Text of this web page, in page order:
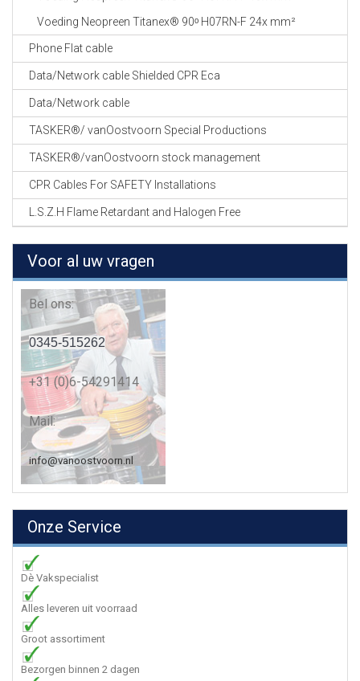
Voeding Neopreen Titanex® 90ᵒ H07RN-F 24x mm²
Phone Flat cable
Data/Network cable Shielded CPR Eca
Data/Network cable
TASKER®/ vanOostvoorn Special Productions
TASKER®/vanOostvoorn stock management
CPR Cables For SAFETY Installations
L.S.Z.H Flame Retardant and Halogen Free
Voor al uw vragen
Bel ons:
0345-515262
+31 (0)6-54291414
Mail:
info@vanoostvoorn.nl
Onze Service
Dè Vakspecialist
Alles leveren uit voorraad
Groot assortiment
Bezorgen binnen 2 dagen